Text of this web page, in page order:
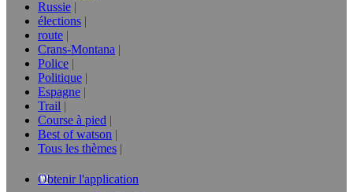
Russie
élections
route
Crans-Montana
Police
Politique
Espagne
Trail
Course à pied
Best of watson
Tous les thèmes
Obtenir l'application